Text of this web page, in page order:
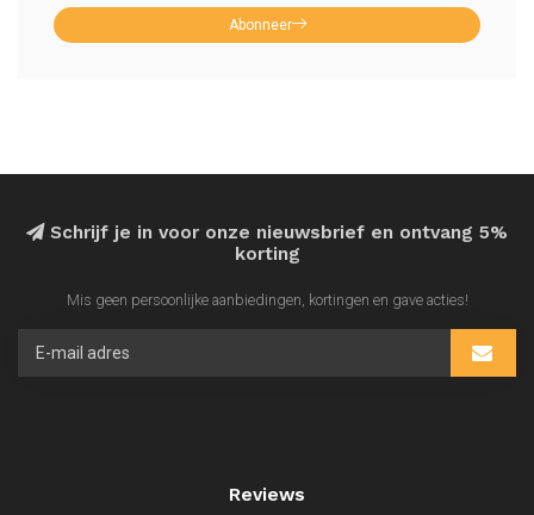
Abonneer
Schrijf je in voor onze nieuwsbrief en ontvang 5%
korting
Mis geen persoonlijke aanbiedingen, kortingen en gave acties!
Reviews